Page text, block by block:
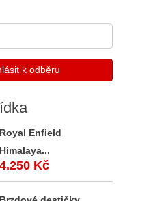
Royal Enfield
Himalaya...
4.250 Kč